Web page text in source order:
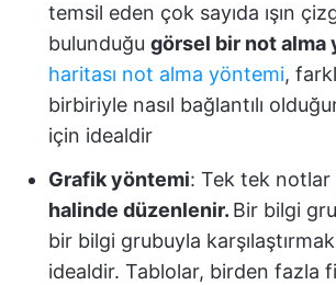
temsil eden çok sayıda ışın
bulunduğu görsel bir not alma
haritası not alma yöntemi,
birbiriyle nasıl bağlantılı
için idealdir
Grafik yöntemi: Tek tek notlar
halinde düzenlenir. Bir bilgi
bir bilgi grubuyla
idealdir. Tablolar, birden fazla